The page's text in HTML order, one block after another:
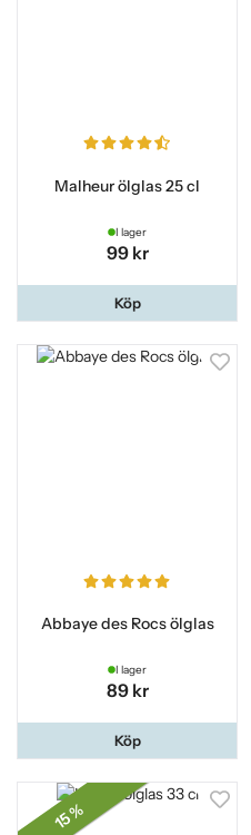
Malheur ölglas 25 cl
I lager
99 kr
Köp
Abbaye des Rocs ölglas
I lager
89 kr
Köp
15 %